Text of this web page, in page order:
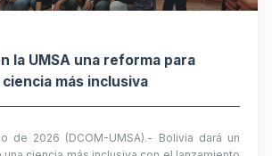
la UMSA una reforma para
más inclusiva
de 2026 (DCOM-UMSA).- Bolivia dará un